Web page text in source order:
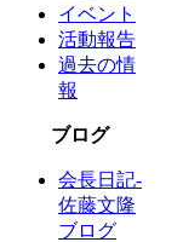
イベント
活動報告
過去の情
報
ブログ
会長日記-
佐藤文隆
ブログ